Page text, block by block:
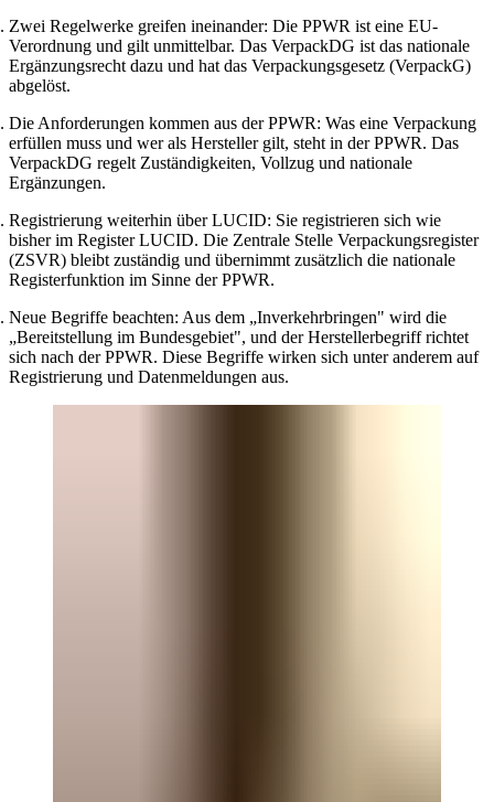
Zwei Regelwerke greifen ineinander: Die PPWR ist eine EU-
Verordnung und gilt unmittelbar. Das VerpackDG ist das nationale
Ergänzungsrecht dazu und hat das Verpackungsgesetz (VerpackG)
abgelöst.
Die Anforderungen kommen aus der PPWR: Was eine Verpackung
erfüllen muss und wer als Hersteller gilt, steht in der PPWR. Das
VerpackDG regelt Zuständigkeiten, Vollzug und nationale
Ergänzungen.
Registrierung weiterhin über LUCID: Sie registrieren sich wie
bisher im Register LUCID. Die Zentrale Stelle Verpackungsregister
(ZSVR) bleibt zuständig und übernimmt zusätzlich die nationale
Registerfunktion im Sinne der PPWR.
Neue Begriffe beachten: Aus dem „Inverkehrbringen" wird die
„Bereitstellung im Bundesgebiet", und der Herstellerbegriff richtet
sich nach der PPWR. Diese Begriffe wirken sich unter anderem auf
Registrierung und Datenmeldungen aus.